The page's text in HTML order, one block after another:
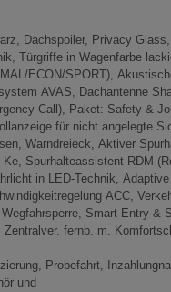
Zentralver. fernb. m.
Probefahrt,
und